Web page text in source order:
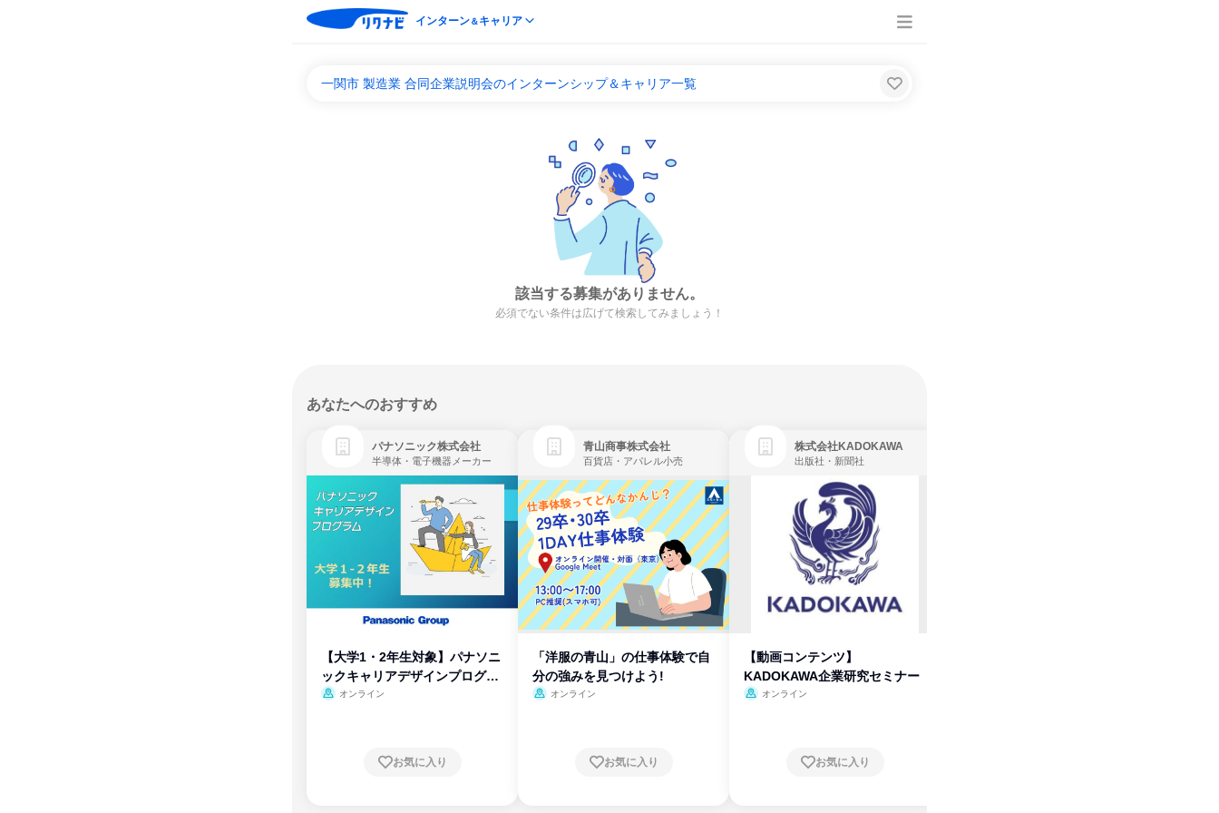
インターン＆キャリア
一関市 製造業 合同企業説明会のインターンシップ＆キャリア一覧
該当する募集がありません。
必須でない条件は広げて検索してみましょう！
あなたへのおすすめ
パナソニック株式会社
半導体・電子機器メーカー
【大学1・2年生対象】パナソニ
ックキャリアデザインプログラ
ム
オンライン
お気に入り
青山商事株式会社
百貨店・アパレル小売
「洋服の青山」の仕事体験で自
分の強みを見つけよう!
オンライン
お気に入り
株式会社KADOKAWA
出版社・新聞社
【動画コンテンツ】
KADOKAWA企業研究セミナー
オンライン
お気に入り